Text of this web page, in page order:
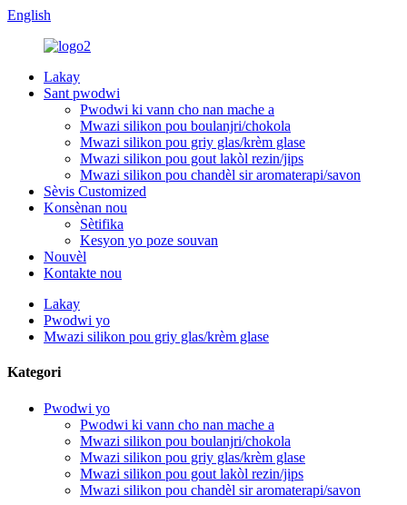
English
Lakay
Sant pwodwi
Pwodwi ki vann cho nan mache a
Mwazi silikon pou boulanjri/chokola
Mwazi silikon pou griy glas/krèm glase
Mwazi silikon pou gout lakòl rezin/jips
Mwazi silikon pou chandèl sir aromaterapi/savon
Sèvis Customized
Konsènan nou
Sètifika
Kesyon yo poze souvan
Nouvèl
Kontakte nou
Lakay
Pwodwi yo
Mwazi silikon pou griy glas/krèm glase
Kategori
Pwodwi yo
Pwodwi ki vann cho nan mache a
Mwazi silikon pou boulanjri/chokola
Mwazi silikon pou griy glas/krèm glase
Mwazi silikon pou gout lakòl rezin/jips
Mwazi silikon pou chandèl sir aromaterapi/savon